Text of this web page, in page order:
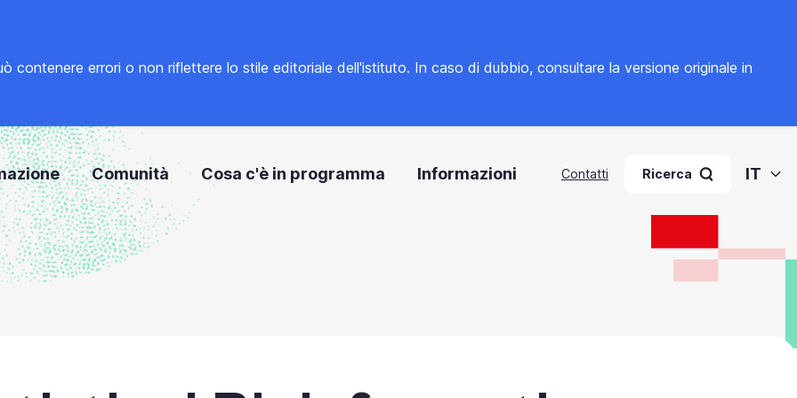
errori o non riflettere lo stile editoriale dell'istituto. In caso di dubbio, consultare la versione originale in
Comunità Cosa c'è in programma Informazioni Contatti Ricerca IT